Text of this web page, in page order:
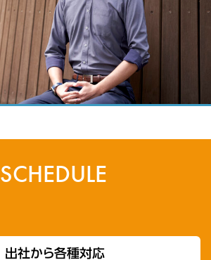
SCHEDULE
出社から各種対応